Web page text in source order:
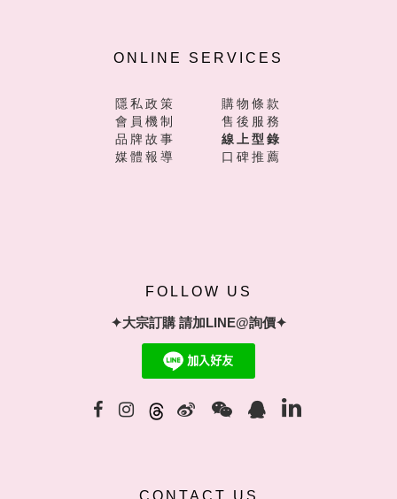
ONLINE SERVICES
隱私政策
購物條款
會員機制
售後服務
品牌故事
線上型錄
媒體報導
口碑推薦
FOLLOW US
✦大宗訂購 請加LINE@詢價✦
CONTACT US